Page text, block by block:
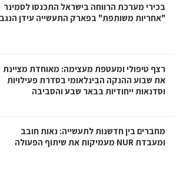
בכירי מערכת הרווחה בישראל התכנסו לסמינר
"אחריות משותפת" בפארק התעשייה עידן הנגב
רצף טיפולי ומעטפת מעצימה: מאוחדת מציינת
את שבוע ההנקה הבינלאומי בסדרת פעילויות
וסדנאות ייחודיות בבאר שבע והסביבה
מחברים בין חדשנות לתעשייה: נאות חובב
ומעבדת NUR מעמיקות את שיתוף הפעולה